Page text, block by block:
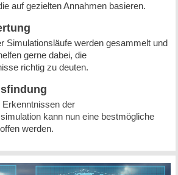
auf gezielten Annahmen basieren.
Simulationsläufe werden gesammelt und
gerne dabei, die
richtig zu deuten.
Erkenntnissen der
kann nun eine bestmögliche
werden.